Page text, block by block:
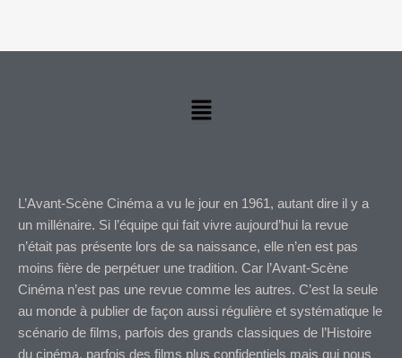
Menu
L’Avant-Scène Cinéma a vu le jour en 1961, autant dire il y a
un millénaire. Si l’équipe qui fait vivre aujourd’hui la revue
n’était pas présente lors de sa naissance, elle n’en est pas
moins fière de perpétuer une tradition. Car l’Avant-Scène
Cinéma n’est pas une revue comme les autres. C’est la seule
au monde à publier de façon aussi régulière et systématique le
scénario de films, parfois des grands classiques de l’Histoire
du cinéma, parfois des films plus confidentiels mais qui nous